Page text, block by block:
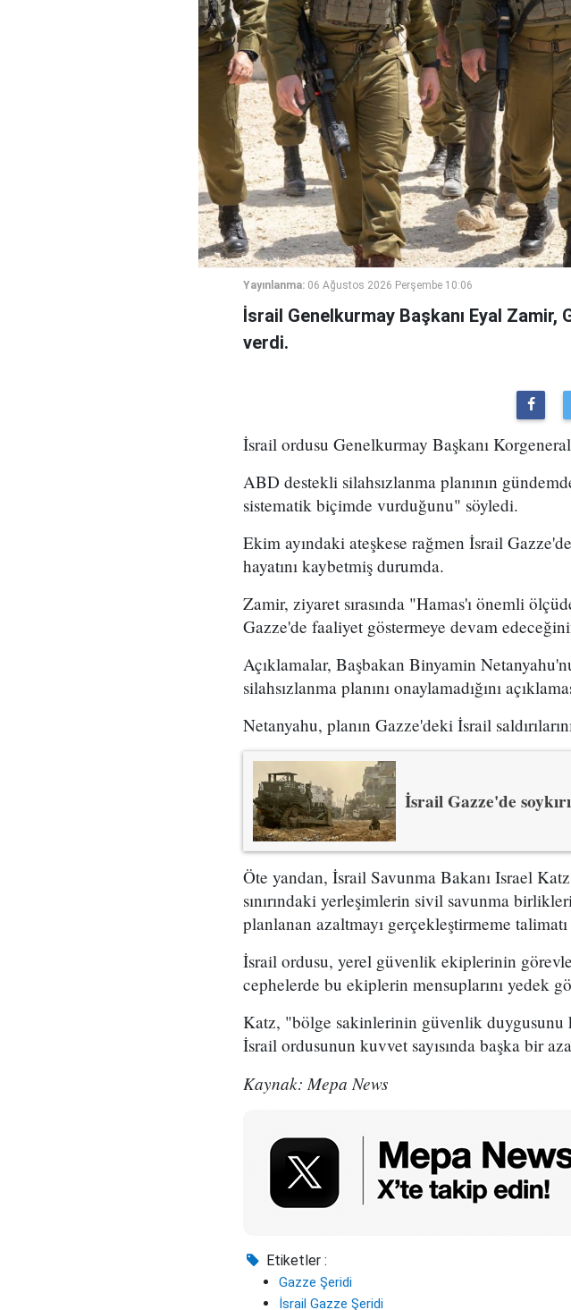
Yayınlanma: 06 Ağustos 2026 Perşembe 10:06
İsrail Genelkurmay Başkanı Eyal
verdi.
İsrail ordusu Genelkurmay Başkanı
ABD destekli silahsızlanma planının
sistematik biçimde vurduğunu" söyledi.
Ekim ayındaki ateşkese rağmen İsrail
hayatını kaybetmiş durumda.
Zamir, ziyaret sırasında "Hamas'ı önemli
Gazze'de faaliyet göstermeye devam
Açıklamalar, Başbakan Binyamin
silahsızlanma planını onaylamadığını
Netanyahu, planın Gazze'deki İsrail
İsrail Gazze'de
Öte yandan, İsrail Savunma Bakanı Israel
sınırındaki yerleşimlerin sivil savunma
planlanan azaltmayı gerçekleştirmeme
İsrail ordusu, yerel güvenlik ekiplerinin
cephelerde bu ekiplerin mensuplarını yedek
Katz, "bölge sakinlerinin güvenlik duygusunu
İsrail ordusunun kuvvet sayısında başka bir
Kaynak: Mepa News
Etiketler :
Gazze Şeridi
İsrail Gazze Şeridi